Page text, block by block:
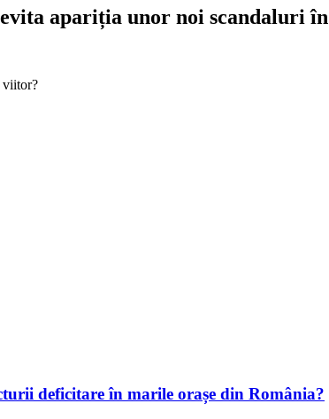
apariția unor noi scandaluri
viitor?
deficitare în marile orașe din România?